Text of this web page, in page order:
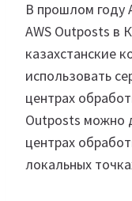
В прошлом году
AWS Outposts в
казахстанские
использовать
центрах
Outposts можно
центрах
локальных